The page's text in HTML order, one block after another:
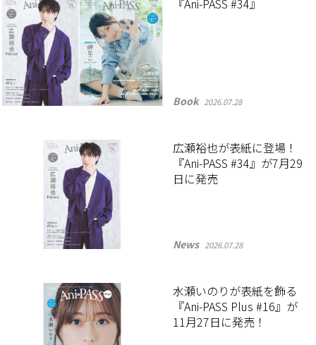
『Ani-PASS #34』
Book 2026.07.28
広瀬裕也が表紙に登場！
『Ani-PASS #34』が7月29
日に発売
News 2026.07.28
水瀬いのりが表紙を飾る
『Ani-PASS Plus #16』が
11月27日に発売！